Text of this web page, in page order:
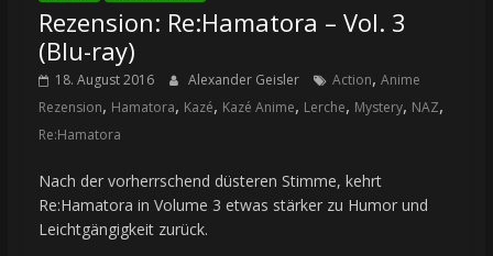
Rezension: Re:Hamatora – Vol. 3
(Blu-ray)
18. August 2016 Alexander Geisler Action, Anime
Rezension, Hamatora, Kazé, Kazé Anime, Lerche, Mystery, NAZ,
Re:Hamatora
Nach der vorherrschend düsteren Stimme, kehrt
Re:Hamatora in Volume 3 etwas stärker zu Humor und
Leichtgängigkeit zurück.